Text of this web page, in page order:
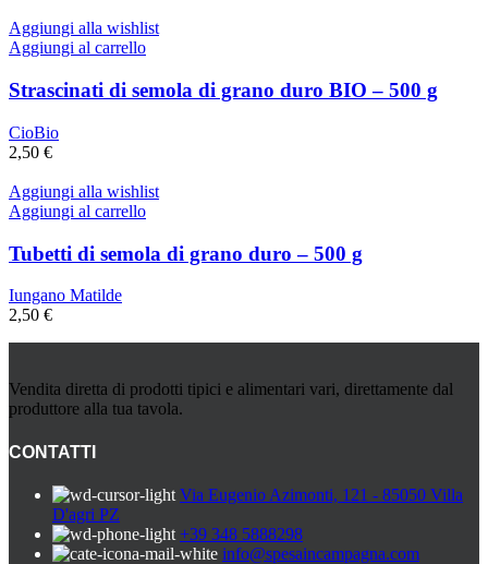
Aggiungi alla wishlist
Aggiungi al carrello
Strascinati di semola di grano duro BIO – 500 g
CioBio
2,50 €
Aggiungi alla wishlist
Aggiungi al carrello
Tubetti di semola di grano duro – 500 g
Iungano Matilde
2,50 €
Vendita diretta di prodotti tipici e alimentari vari, direttamente dal
produttore alla tua tavola.
CONTATTI
Via Eugenio Azimonti, 121 - 85050 Villa
D'agri PZ
+39 348 5888298
info@spesaincampagna.com